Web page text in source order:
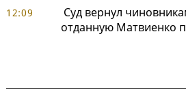
12:09
Суд вернул
отданную Матвиенко